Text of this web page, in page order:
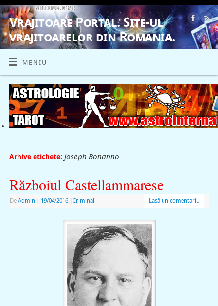
Vrajitoare Portal. Site-ul
vrajitoarelor din Romania.
VRAJITOARE, VRAJITOARELE, VRAJITOARE
MENIU
Arhive etichete: Joseph Bonanno
Războiul Castellammarese
De Admin 19/04/2016 Criminali Lasă un comentariu